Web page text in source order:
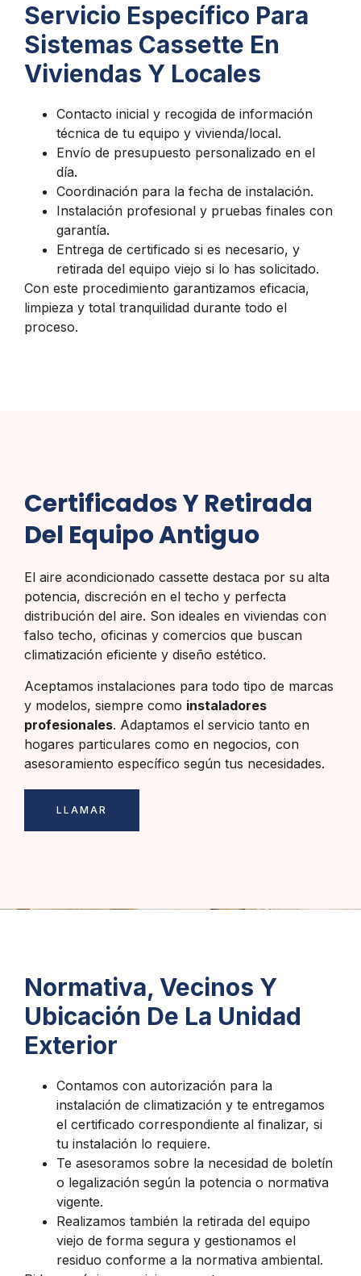
Servicio Específico Para
Sistemas Cassette En
Viviendas Y Locales
Contacto inicial y recogida de información
técnica de tu equipo y vivienda/local.
Envío de presupuesto personalizado en el
día.
Coordinación para la fecha de instalación.
Instalación profesional y pruebas finales con
garantía.
Entrega de certificado si es necesario, y
retirada del equipo viejo si lo has solicitado.
Con este procedimiento garantizamos eficacia,
limpieza y total tranquilidad durante todo el
proceso.
Certificados Y Retirada
Del Equipo Antiguo
El aire acondicionado cassette destaca por su alta
potencia, discreción en el techo y perfecta
distribución del aire. Son ideales en viviendas con
falso techo, oficinas y comercios que buscan
climatización eficiente y diseño estético.
Aceptamos instalaciones para todo tipo de marcas
y modelos, siempre como instaladores
profesionales. Adaptamos el servicio tanto en
hogares particulares como en negocios, con
asesoramiento específico según tus necesidades.
LLAMAR
Normativa, Vecinos Y
Ubicación De La Unidad
Exterior
Contamos con autorización para la
instalación de climatización y te entregamos
el certificado correspondiente al finalizar, si
tu instalación lo requiere.
Te asesoramos sobre la necesidad de boletín
o legalización según la potencia o normativa
vigente.
Realizamos también la retirada del equipo
viejo de forma segura y gestionamos el
residuo conforme a la normativa ambiental.